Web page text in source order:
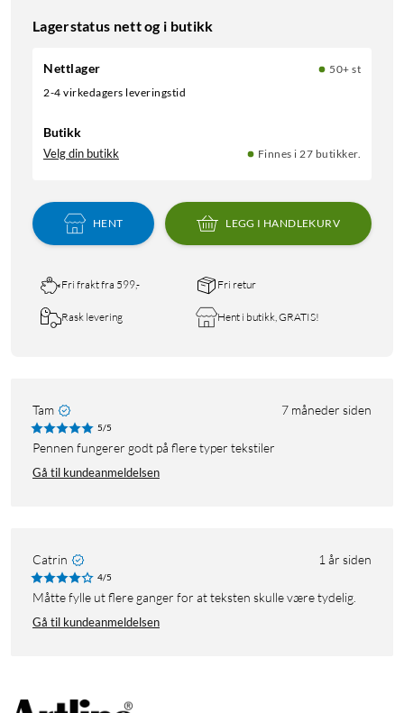
Lagerstatus nett og i butikk
Nettlager
50+ st
2-4 virkedagers leveringstid
Butikk
Velg din butikk Finnes i 27 butikker.
HENT LEGG I HANDLEKURV
Fri frakt fra 599,- Fri retur
Rask levering Hent i butikk, GRATIS!
Tam 7 måneder siden
5/5
Pennen fungerer godt på flere typer tekstiler
Gå til kundeanmeldelsen
Catrin 1 år siden
4/5
Måtte fylle ut flere ganger for at teksten skulle være tydelig.
Gå til kundeanmeldelsen